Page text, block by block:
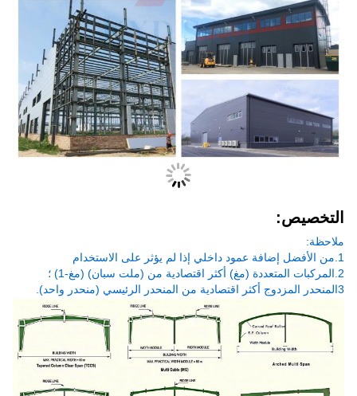
التخصيص:
ملاحظة:
1.من الأفضل إضافة عمود داخلي إذا لم يؤثر على الاستخدام
2.المركبات المتعددة (مغ) أكثر اقتصادية من (ملت سبان) (مغ-1) ؛
3المنحدر المزدوج أكثر اقتصادية من المنحدر الرئيسي (منحدر واحد).